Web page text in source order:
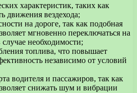
характеристик, таких как
движения вездехода;
на дороге, так как подобная
мгновенно переключаться на
необходимости;
топлива, что повышает
независимо от условий
водителя и пассажиров, так как
снижать шум и вибрации